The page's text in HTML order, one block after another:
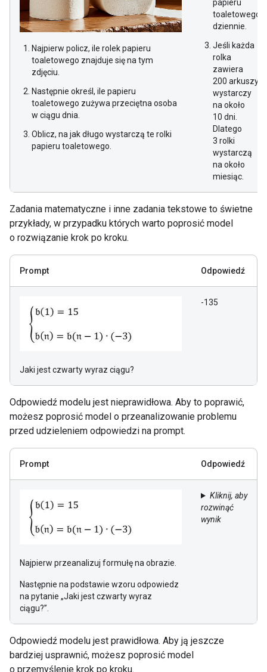
Najpierw policz, ile rolek papieru
toaletowego znajduje się na tym
zdjęciu.
Następnie określ, ile papieru
toaletowego zużywa przeciętna osoba
w ciągu dnia.
Oblicz, na jak długo wystarczą te rolki
papieru toaletowego.
papieru
toaletowego
dziennie.
Jeśli każda
rolka
zawiera
200 arkuszy,
wystarczy
na około
10 dni.
Dlatego
3 rolki
wystarczą
na około
miesiąc.
Zadania matematyczne i inne zadania tekstowe to świetne
przykłady, w przypadku których warto poprosić model
o rozwiązanie krok po kroku.
Prompt Odpowiedź
Jaki jest czwarty wyraz ciągu?
-135
Odpowiedź modelu jest nieprawidłowa. Aby to poprawić,
możesz poprosić model o przeanalizowanie problemu
przed udzieleniem odpowiedzi na prompt.
Prompt Odpowiedź
Najpierw przeanalizuj formułę na obrazie.
Następnie na podstawie wzoru odpowiedz
na pytanie „Jaki jest czwarty wyraz
ciągu?”.
Kliknij, aby
rozwinąć
wynik
Odpowiedź modelu jest prawidłowa. Aby ją jeszcze
bardziej usprawnić, możesz poprosić model
o przemyślenie krok po kroku.